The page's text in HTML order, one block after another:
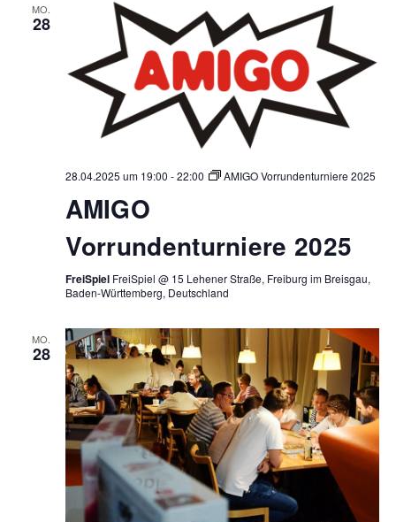
MO.
28
28.04.2025 um 19:00 -22:00 AMIGO Vorrundenturniere 2025
AMIGO
Vorrundenturniere 2025
FreiSpiel FreiSpiel @ 15 Lehener Straße, Freiburg im Breisgau,
Baden-Württemberg, Deutschland
MO.
28